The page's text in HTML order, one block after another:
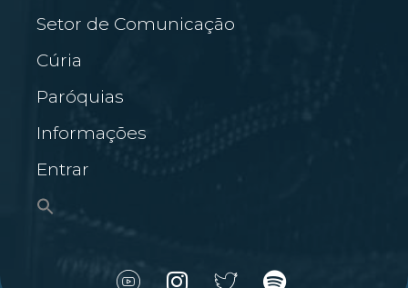
Setor de Comunicação
Cúria
Paróquias
Informações
Entrar